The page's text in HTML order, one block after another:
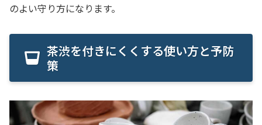
のよい守り方になります。
茶渋を付きにくくする使い方と予防
策